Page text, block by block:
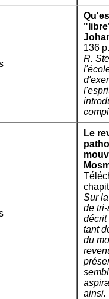
136
R.
Le
Sur
de
décrit
tant
du
ainsi.